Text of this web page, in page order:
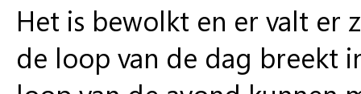
Het is bewolkt en er valt er
de loop van de dag breekt